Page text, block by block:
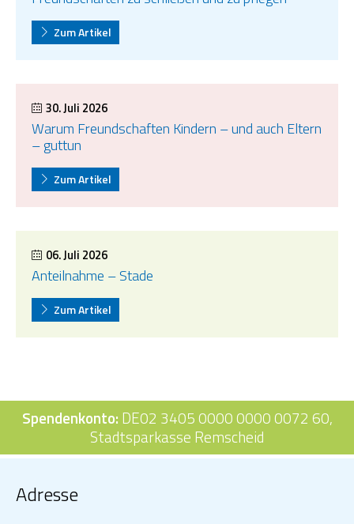
Zum Artikel
30. Juli 2026
Warum Freundschaften Kindern – und auch Eltern
– guttun
Zum Artikel
06. Juli 2026
Anteilnahme – Stade
Zum Artikel
Spendenkonto: DE02 3405 0000 0000 0072 60,
Stadtsparkasse Remscheid
Adresse